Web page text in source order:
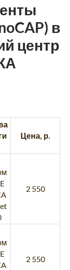
в
центр
Цена, р.
2 550
2 550